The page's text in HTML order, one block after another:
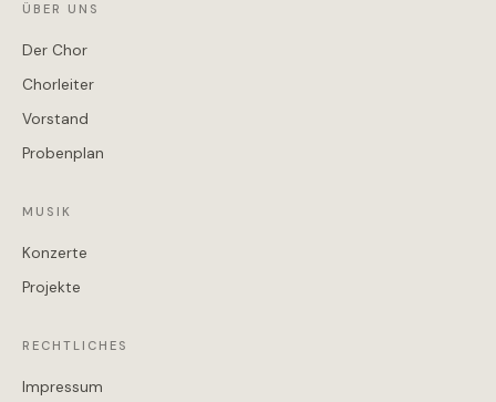
ÜBER UNS
Der Chor
Chorleiter
Vorstand
Probenplan
MUSIK
Konzerte
Projekte
RECHTLICHES
Impressum